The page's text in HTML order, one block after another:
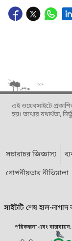
এই ওয়েবসাইটে
হয়। তথ্যের যথার্থতা,
সচারাচর জিজ্ঞাস্য
গোপনীয়তার নীতিমালা
সাইটটি শেষ হাল-
পরিকল্পনা এবং